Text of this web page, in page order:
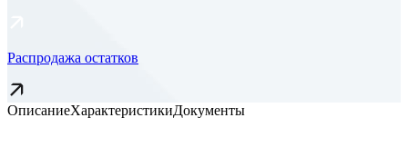
Распродажа остатков
ОписаниеХарактеристикиДокументы